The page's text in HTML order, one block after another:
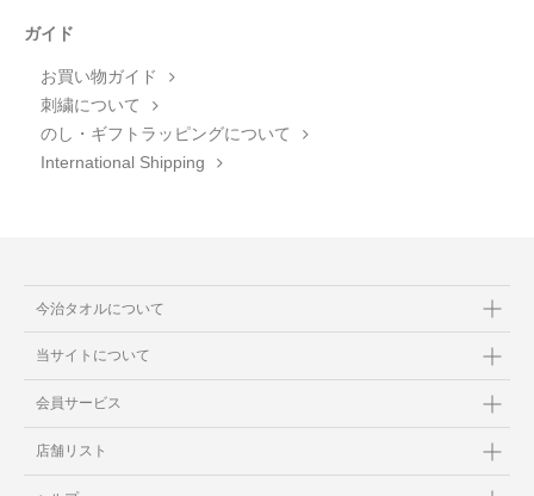
ガイド
お買い物ガイド
刺繍について
のし・ギフトラッピングについて
International Shipping
今治タオルについて
当サイトについて
会員サービス
店舗リスト